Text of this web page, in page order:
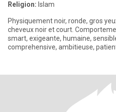
Religion: Islam
Physiquement noir, ronde, gros
cheveux noir et court.
smart, exigeante, humaine,
comprehensive, ambitieuse,